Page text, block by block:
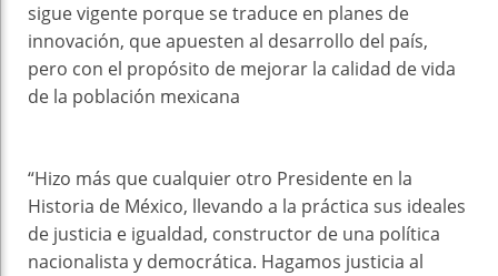
sigue vigente porque se traduce en planes de
innovación, que apuesten al desarrollo del país,
pero con el propósito de mejorar la calidad de vida
de la población mexicana
“Hizo más que cualquier otro Presidente en la
Historia de México, llevando a la práctica sus ideales
de justicia e igualdad, constructor de una política
nacionalista y democrática. Hagamos justicia al